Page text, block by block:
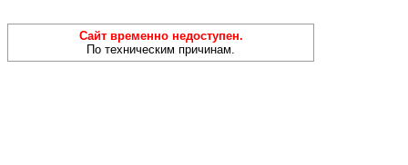
Сайт временно недоступен.
По техническим причинам.